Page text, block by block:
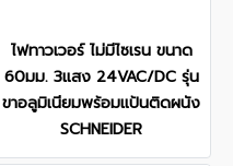
ไฟทาวเวอร์ ไม่มีไซเรน ขนาด
60มม. 3แสง 24VAC/DC รุ่น
ขาอลูมิเนียมพร้อมแป้นติดผนัง
SCHNEIDER